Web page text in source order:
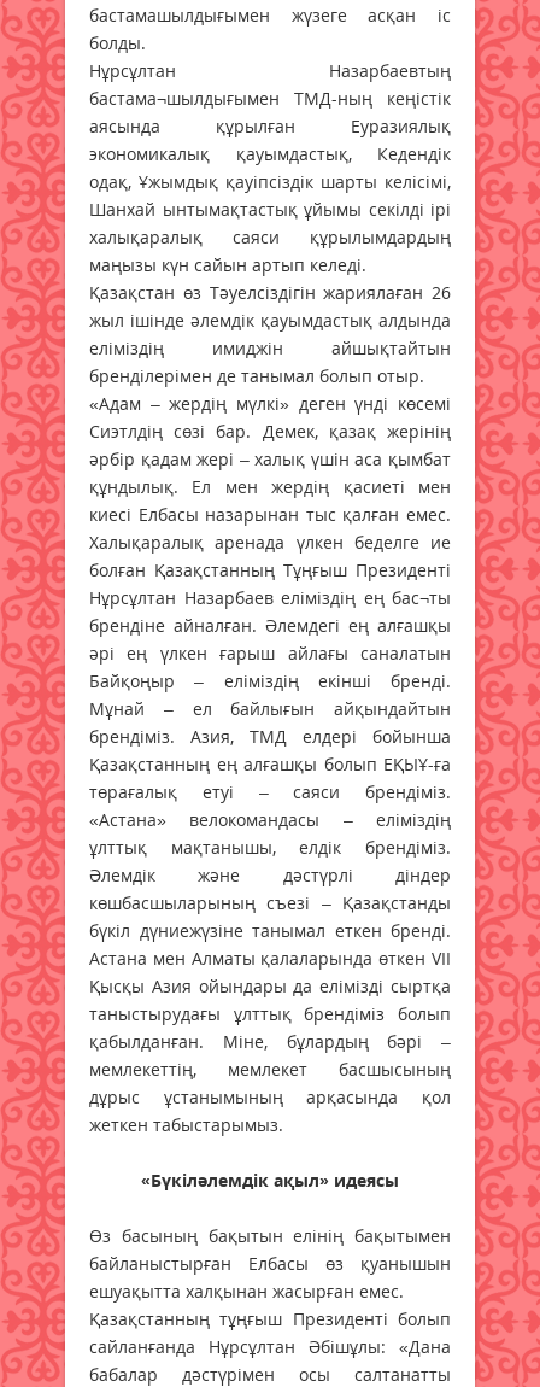
бастамашылдығымен жүзеге асқан іс
болды.
Нұрсұлтан Назарбаевтың
бастама¬шылдығымен ТМД-ның кеңістік
аясында құрылған Еуразиялық
экономикалық қауымдастық, Кедендік
одақ, Ұжымдық қауіпсіздік шарты келісімі,
Шанхай ынтымақтастық ұйымы секілді ірі
халықаралық саяси құрылымдардың
маңызы күн сайын артып келеді.
Қазақстан өз Тәуелсіздігін жариялаған 26
жыл ішінде әлемдік қауымдастық алдында
еліміздің имиджін айшықтайтын
бренділерімен де танымал болып отыр.
«Адам – жердің мүлкі» деген үнді көсемі
Сиэтлдің сөзі бар. Демек, қазақ жерінің
әрбір қадам жері – халық үшін аса қымбат
құндылық. Ел мен жердің қасиеті мен
киесі Елбасы назарынан тыс қалған емес.
Халықаралық аренада үлкен беделге ие
болған Қазақстанның Тұңғыш Президенті
Нұрсұлтан Назарбаев еліміздің ең бас¬ты
брендіне айналған. Әлемдегі ең алғашқы
әрі ең үлкен ғарыш айлағы саналатын
Байқоңыр – еліміздің екінші бренді.
Мұнай – ел байлығын айқындайтын
брендіміз. Азия, ТМД елдері бойынша
Қазақстанның ең алғашқы болып ЕҚЫҰ-ға
төрағалық етуі – саяси брендіміз.
«Астана» велокомандасы – еліміздің
ұлттық мақтанышы, елдік брендіміз.
Әлемдік және дәстүрлі діндер
көшбасшыларының съезі – Қазақстанды
бүкіл дүниежүзіне танымал еткен бренді.
Астана мен Алматы қалаларында өткен VІІ
Қысқы Азия ойындары да елімізді сыртқа
таныстырудағы ұлттық брендіміз болып
қабылданған. Міне, бұлардың бәрі –
мемлекеттің, мемлекет басшысының
дұрыс ұстанымының арқасында қол
жеткен табыстарымыз.
«Бүкіләлемдік ақыл» идеясы
Өз басының бақытын елінің бақытымен
байланыстырған Елбасы өз қуанышын
ешуақытта халқынан жасырған емес.
Қазақстанның тұңғыш Президенті болып
сайланғанда Нұрсұлтан Әбішұлы: «Дана
бабалар дәстүрімен осы салтанатты